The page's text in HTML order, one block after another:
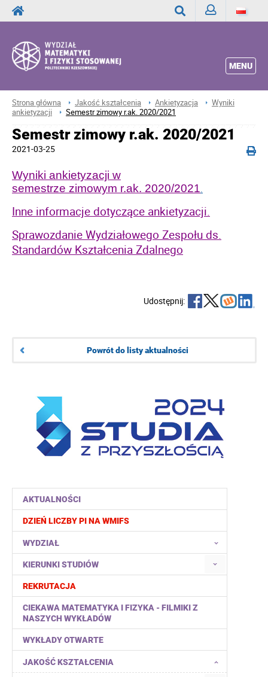
MENU
Strona główna Jakość kształcenia Ankietyzacja
Wyniki
ankietyzacji
Semestr zimowy r.ak. 2020/2021
AKTUALNOŚCI
DZIEŃ LICZBY PI NA WMIFS
WYDZIAŁ
KIERUNKI STUDIÓW
REKRUTACJA
CIEKAWA MATEMATYKA I FIZYKA - FILMIKI Z
NASZYCH WYKŁADÓW
WYKŁADY OTWARTE
JAKOŚĆ KSZTAŁCENIA
Semestr zimowy r.ak. 2020/2021
2021-03-25
Wyniki ankietyzacji w
semestrze zimowym r.ak. 2020/2021.
Inne informacje dotyczące ankietyzacji.
Sprawozdanie Wydziałowego Zespołu ds.
Standardów Kształcenia Zdalnego
Udostępnij:
Powrót do listy aktualności